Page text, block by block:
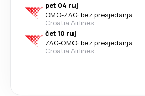
pet 04 ruj
OMO-ZAG· bez presjedanja
Croatia Airlines
čet 10 ruj
ZAG-OMO· bez presjedanja
Croatia Airlines